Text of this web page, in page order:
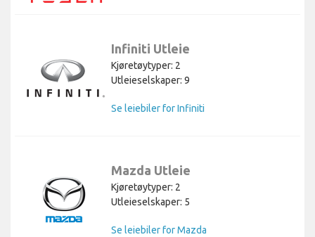
Infiniti Utleie
Kjøretøytyper: 2
Utleieselskaper: 9
Se leiebiler for Infiniti
Mazda Utleie
Kjøretøytyper: 2
Utleieselskaper: 5
Se leiebiler for Mazda